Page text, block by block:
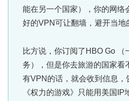
能在另一个国家），你的网络
好的VPN可让翻墙，避开当地
比方说，你订阅了HBO Go （
务），但是你去旅游的国家看
有VPN的话，就会收到信息，
《权力的游戏》只能用美国IP